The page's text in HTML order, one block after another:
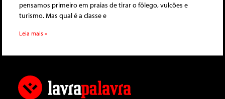
pensamos primeiro em praias de tirar o fôlego, vulcões e
turismo. Mas qual é a classe e
Leia mais »